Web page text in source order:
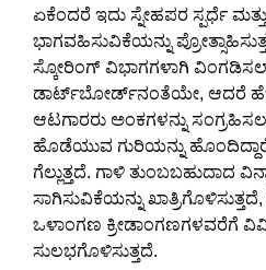
ಏಕೆಂದರೆ ಇದು ಸ್ನೇಹಪರ ಸ್ಪರ್ಧೆ
ಭಾಗವಹಿಸುವಿಕೆಯನ್ನು
ಸ್ಕೋರಿಂಗ್ ವಿಭಾಗಗಳಾಗಿ
ಡಾರ್ಟ್‌ಬೋರ್ಡ್‌ನಂತೆಯೇ, ಆದರೆ
ಆಟಗಾರರು ಅಂಕಗಳನ್ನು
ಹೊಡೆಯುವ ಗುರಿಯನ್ನು
ಗೆಲ್ಲುತ್ತದೆ. ಗಾಳಿ ತುಂಬಬಹುದಾದ
ಸಾಗಿಸುವಿಕೆಯನ್ನು
ಒಳಾಂಗಣ ಕ್ರೀಡಾಂಗಣಗಳವರೆಗೆ
ಸುಲಭಗೊಳಿಸುತ್ತದೆ.